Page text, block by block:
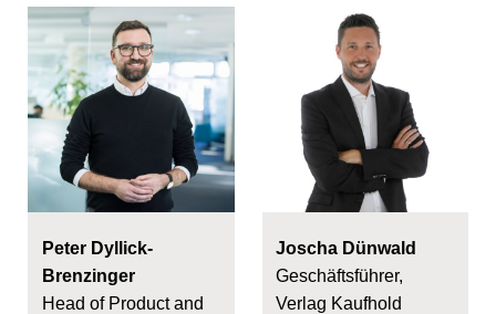
Peter Dyllick-
Brenzinger
Head of Product and
Joscha Dünwald
Geschäftsführer,
Verlag Kaufhold